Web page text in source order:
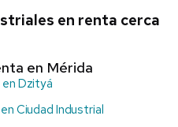
en renta cerca
en Mérida
Dzityá
Ciudad Industrial